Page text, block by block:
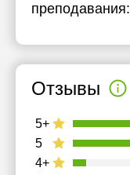
преподавания:
Отзывы
4+
5
5+